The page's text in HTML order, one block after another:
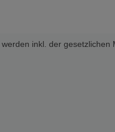
inkl. der gesetzlichen